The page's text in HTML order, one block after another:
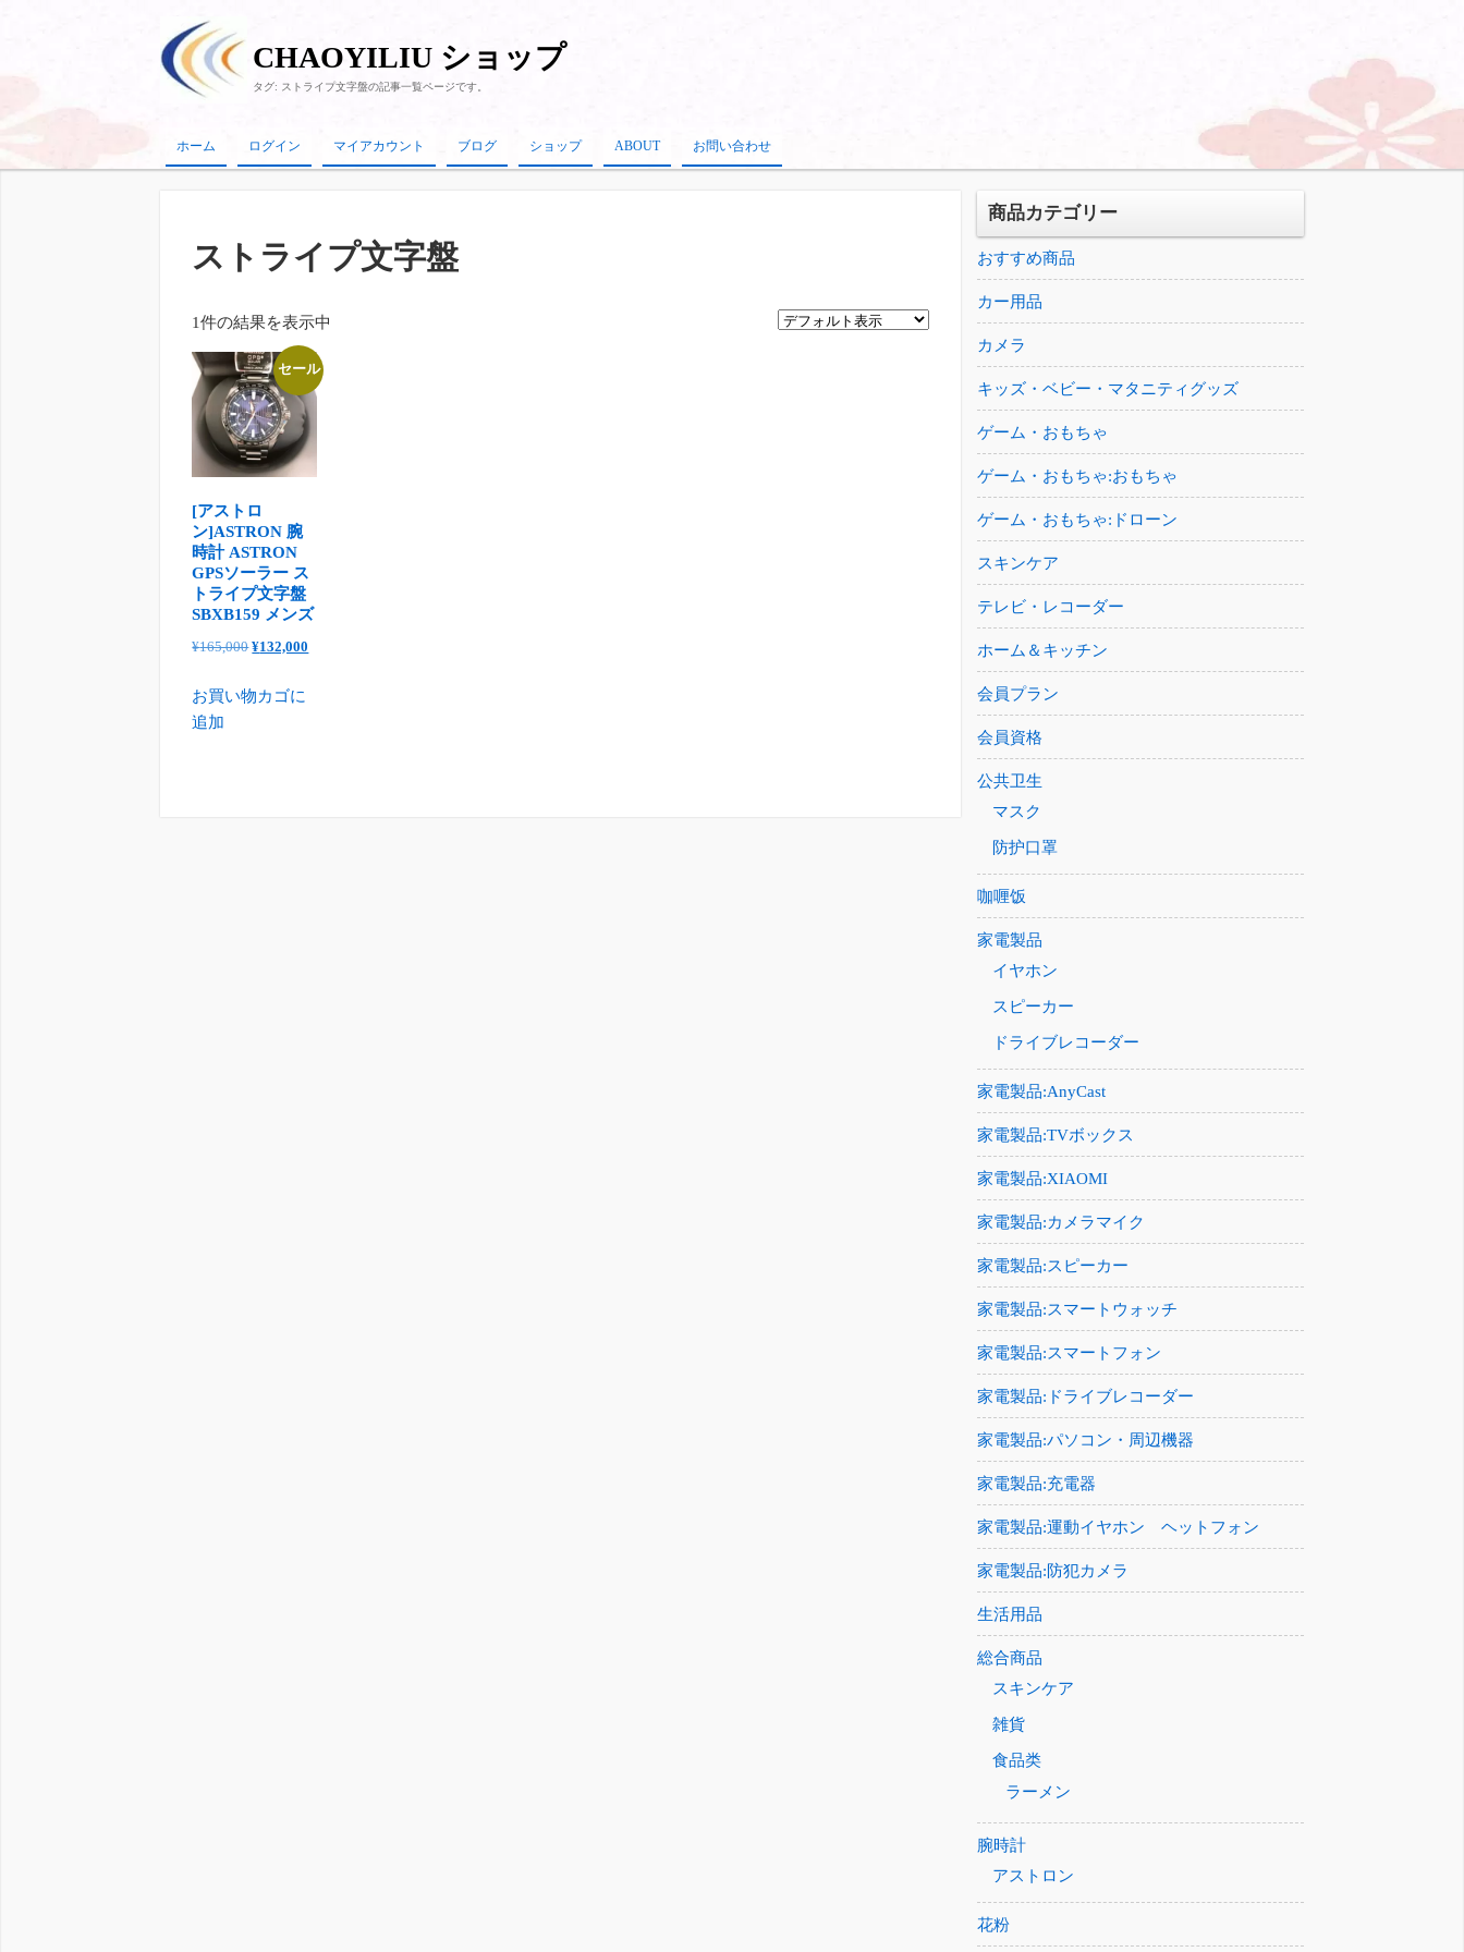
CHAOYILIU ショップ
タグ: ストライプ文字盤の記事一覧ページです。
ホーム ログイン マイアカウント ブログ ショップ ABOUT お問い合わせ
ストライプ文字盤
1件の結果を表示中
セール
[アストロ
ン]ASTRON 腕
時計 ASTRON
GPSソーラー ス
トライプ文字盤
SBXB159 メンズ
¥165,000元
価
¥132,000
お買い物カゴに
追加
商品カテゴリー
おすすめ商品
カー用品
カメラ
キッズ・ベビー・マタニティグッズ
ゲーム・おもちゃ
ゲーム・おもちゃ:おもちゃ
ゲーム・おもちゃ:ドローン
スキンケア
テレビ・レコーダー
ホーム＆キッチン
会員プラン
会員資格
公共卫生
マスク
防护口罩
咖喱饭
家電製品
イヤホン
スピーカー
ドライブレコーダー
家電製品:AnyCast
家電製品:TVボックス
家電製品:XIAOMI
家電製品:カメラマイク
家電製品:スピーカー
家電製品:スマートウォッチ
家電製品:スマートフォン
家電製品:ドライブレコーダー
家電製品:パソコン・周辺機器
家電製品:充電器
家電製品:運動イヤホン ヘットフォン
家電製品:防犯カメラ
生活用品
総合商品
スキンケア
雑貨
食品类
ラーメン
腕時計
アストロン
花粉